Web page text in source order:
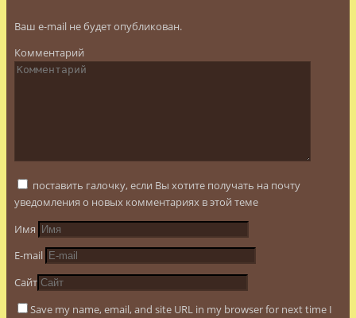
Ваш e-mail не будет опубликован.
Комментарий
поставить галочку, если Вы хотите получать на почту
уведомления о новых комментариях в этой теме
Имя
E-mail
Сайт
Save my name, email, and site URL in my browser for next time I